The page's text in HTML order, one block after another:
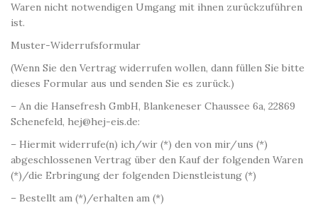
Waren nicht notwendigen Umgang mit ihnen zurückzuführen
ist.
Muster-Widerrufsformular
(Wenn Sie den Vertrag widerrufen wollen, dann füllen Sie bitte
dieses Formular aus und senden Sie es zurück.)
– An die Hansefresh GmbH, Blankeneser Chaussee 6a, 22869
Schenefeld, hej@hej-eis.de:
– Hiermit widerrufe(n) ich/wir (*) den von mir/uns (*)
abgeschlossenen Vertrag über den Kauf der folgenden Waren
(*)/die Erbringung der folgenden Dienstleistung (*)
– Bestellt am (*)/erhalten am (*)